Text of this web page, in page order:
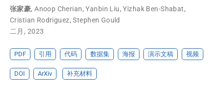
张家豪,Anoop Cherian,Yanbin Liu,Yizhak Ben-Shabat,
Cristian Rodriguez,Stephen Gould
二月, 2023
PDF 引用 代码 数据集 海报 演示文稿 视频
DOI ArXiv 补充材料